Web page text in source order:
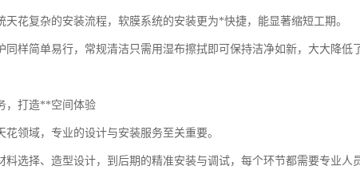
天花复杂的安装流程，软膜系统的安装更为*快捷，能显著缩短工期。
同样简单易行，常规清洁只需用湿布擦拭即可保持洁净如新，大大降低
，打造**空间体验
花领域，专业的设计与安装服务至关重要。
料选择、造型设计，到后期的精准安装与调试，每个环节都需要专业人